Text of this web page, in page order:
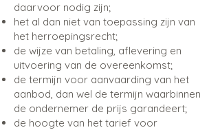
daarvoor nodig zijn;
het al dan niet van toepassing zijn van
het herroepingsrecht;
de wijze van betaling, aflevering en
uitvoering van de overeenkomst;
de termijn voor aanvaarding van het
aanbod, dan wel de termijn waarbinnen
de ondernemer de prijs garandeert;
de hoogte van het tarief voor